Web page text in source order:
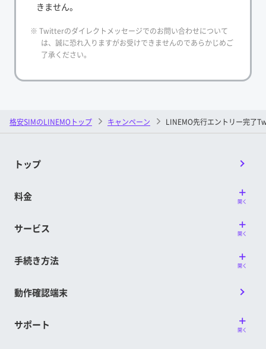
きません。
※ Twitterのダイレクトメッセージでのお問い合わせについて
は、誠に恐れ入りますがお受けできませんのであらかじめご
了承ください。
格安SIMのLINEMOトップ キャンペーン LINEMO先行エントリー完了
トップ
料金 開く
サービス 開く
手続き方法 開く
動作確認端末
サポート 開く